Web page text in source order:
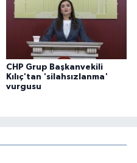
CHP Grup Başkanvekili
Kılıç'tan 'silahsızlanma'
vurgusu